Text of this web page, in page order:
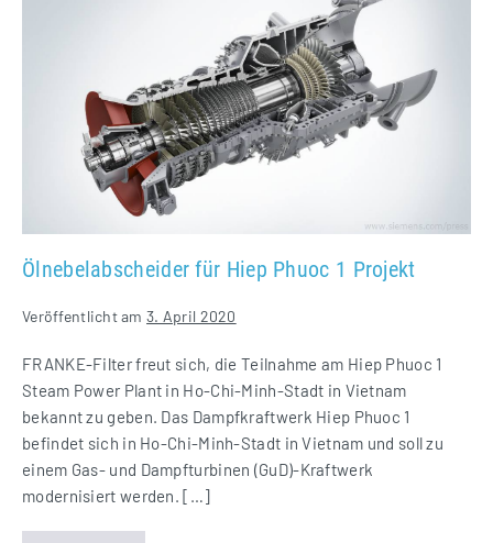
Ölnebelabscheider für Hiep Phuoc 1 Projekt
Veröffentlicht am 3. April 2020
FRANKE-Filter freut sich, die Teilnahme am Hiep Phuoc 1
Steam Power Plant in Ho-Chi-Minh-Stadt in Vietnam
bekannt zu geben. Das Dampfkraftwerk Hiep Phuoc 1
befindet sich in Ho-Chi-Minh-Stadt in Vietnam und soll zu
einem Gas- und Dampfturbinen (GuD)-Kraftwerk
modernisiert werden. […]